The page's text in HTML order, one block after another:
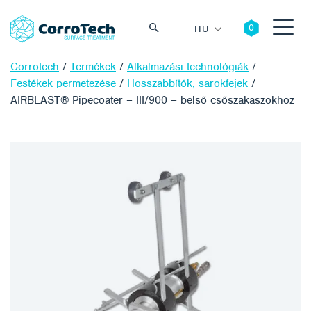
HU
Corrotech / Termékek / Alkalmazási technológiák /
Festékek permetezése / Hosszabbítók, sarokfejek /
AIRBLAST® Pipecoater – III/900 – belső csőszakaszokhoz